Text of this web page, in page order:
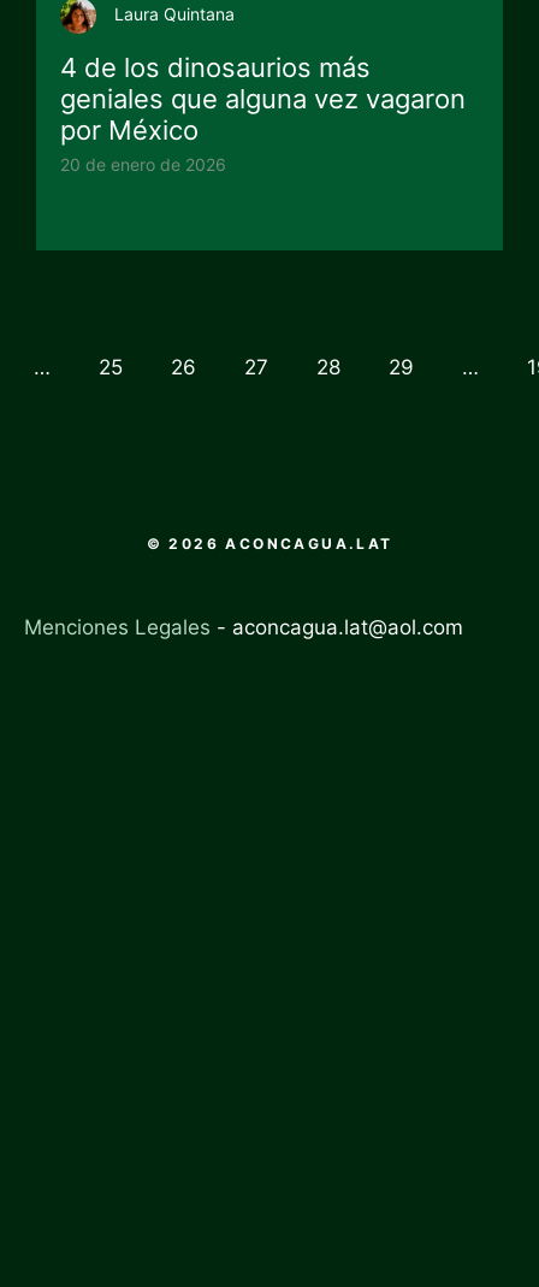
Laura Quintana
4 de los dinosaurios más
geniales que alguna vez vagaron
por México
20 de enero de 2026
… 25 26 27 28 29 …
© 2026 ACONCAGUA.LAT
Menciones Legales - aconcagua.lat@aol.com